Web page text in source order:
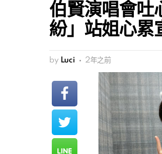
伯賢演唱會吐
紛」站姐心累
by Luci 2年之前